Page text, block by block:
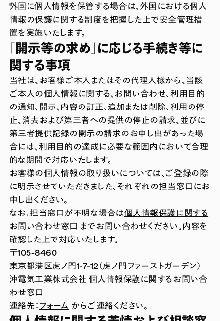
外国に個人情報を保管する場合は、外国における個人
情報の保護に関する制度を把握した上で安全管理措
置を実施いたします。
「開示等の求め」に応じる手続き等に
関する事項
当社は、お客様ご本人またはその代理人様から、当該
ご本人の個人情報に関する、お問い合わせ、利用目的
の通知、開示、内容の訂正、追加または削除、利用の停
止、消去および第三者への提供の停止の請求、並びに
第三者提供記録の開示の請求のお申し出があった場
合には、利用目的の達成に必要な範囲内において合理
的な期間で対応いたします。
お客様の個人情報の取り扱いについては、ご登録の際
に明示させていただきました、それぞれの担当窓口にお
申し出ください。
なお、担当窓口が不明な場合は個人情報保護に関する
お問い合わせ窓口 までお問い合わせください。内容を
確認した上で対応いたします。
〒105-8460
東京都港区虎ノ門1-7-12（虎ノ門ファーストガーデン）
沖電気工業株式会社 個人情報保護に関するお問い合
わせ窓口
連絡先： フォーム からご連絡ください。